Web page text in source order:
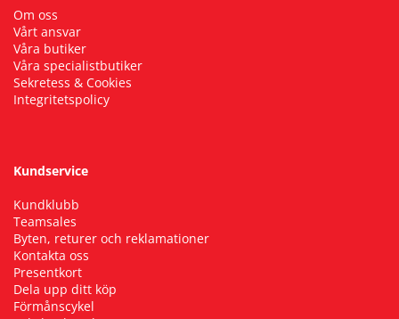
Om oss
Vårt ansvar
Våra butiker
Våra specialistbutiker
Sekretess & Cookies
Integritetspolicy
Kundservice
Kundklubb
Teamsales
Byten, returer och reklamationer
Kontakta oss
Presentkort
Dela upp ditt köp
Förmånscykel